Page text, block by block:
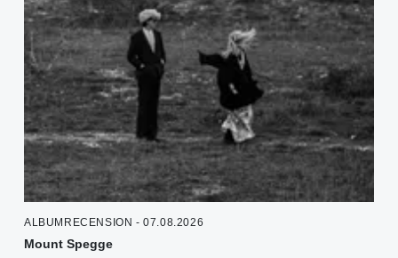
ALBUMRECENSION - 07.08.2026
Mount Spegge